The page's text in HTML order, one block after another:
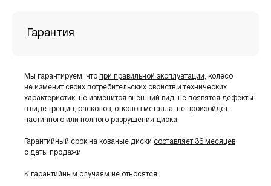
Гарантия
Мы гарантируем, что при правильной эксплуатации , колесо
не изменит своих потребительских свойств и технических
характеристик: не изменится внешний вид, не появятся дефекты
в виде трещин, расколов, отколов металла, не произойдёт
частичного или полного разрушения диска.
Гарантийный срок на кованые диски составляет 36 месяцев
с даты продажи
К гарантийным случаям не относятся: